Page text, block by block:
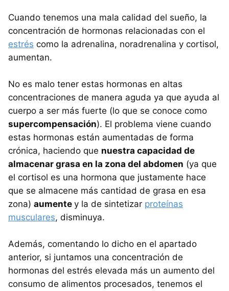
Cuando tenemos una mala calidad del sueño, la
concentración de hormonas relacionadas con el
estrés como la adrenalina, noradrenalina y cortisol,
aumentan.
No es malo tener estas hormonas en altas
concentraciones de manera aguda ya que ayuda al
cuerpo a ser más fuerte (lo que se conoce como
supercompensación). El problema viene cuando
estas hormonas están aumentadas de forma
crónica, haciendo que nuestra capacidad de
almacenar grasa en la zona del abdomen (ya que
el cortisol es una hormona que justamente hace
que se almacene más cantidad de grasa en esa
zona) aumente y la de sintetizar proteínas
musculares, disminuya.
Además, comentando lo dicho en el apartado
anterior, si juntamos una concentración de
hormonas del estrés elevada más un aumento del
consumo de alimentos procesados, tenemos el